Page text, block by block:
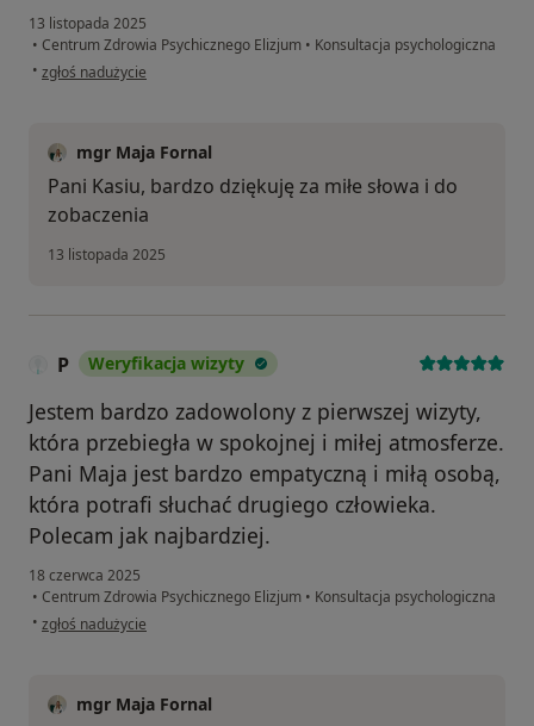
13 listopada 2025
• Centrum Zdrowia Psychicznego Elizjum • Konsultacja psychologiczna
• w opinii użytkownika Kasia
zgłoś nadużycie
mgr Maja Fornal
Pani Kasiu, bardzo dziękuję za miłe słowa i do
zobaczenia
13 listopada 2025
P Weryfikacja wizyty
Jestem bardzo zadowolony z pierwszej wizyty,
która przebiegła w spokojnej i miłej atmosferze.
Pani Maja jest bardzo empatyczną i miłą osobą,
która potrafi słuchać drugiego człowieka.
Polecam jak najbardziej.
18 czerwca 2025
• Centrum Zdrowia Psychicznego Elizjum • Konsultacja psychologiczna
• w opinii użytkownika P
zgłoś nadużycie
mgr Maja Fornal